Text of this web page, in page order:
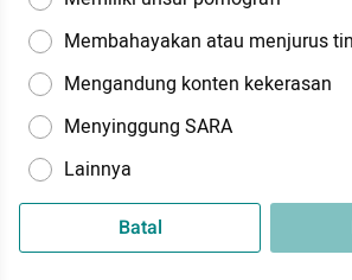
Membahayakan atau menjurus
Mengandung konten kekerasan
Menyinggung SARA
Lainnya
Batal